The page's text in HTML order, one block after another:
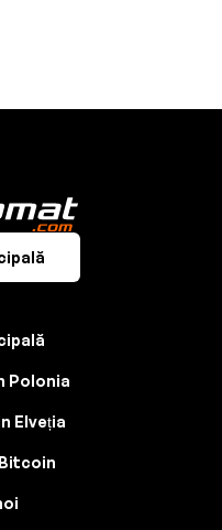
Polonia
Elveția